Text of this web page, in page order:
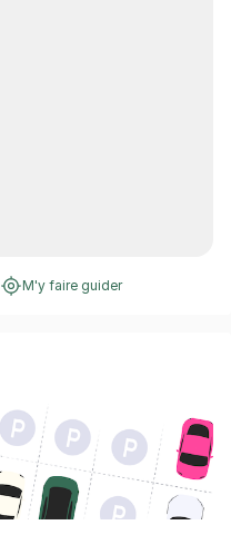
M'y faire guider